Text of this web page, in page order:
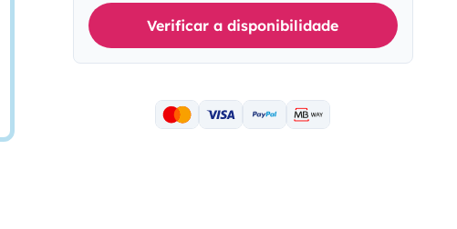
Verificar a disponibilidade